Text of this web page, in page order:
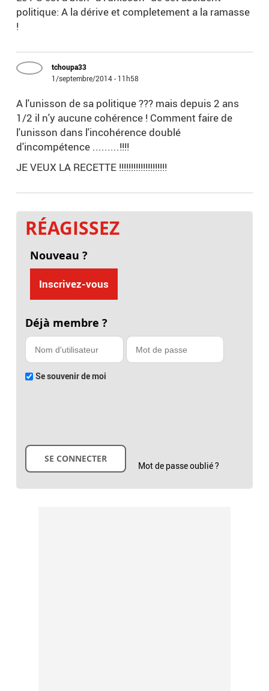
politique: A la dérive et completement a la ramasse
!
tchoupa33
1/septembre/2014 - 11h58
A l'unisson de sa politique ??? mais depuis 2 ans
1/2 il n'y aucune cohérence ! Comment faire de
l'unisson dans l'incohérence doublé
d'incompétence .........!!!!
JE VEUX LA RECETTE !!!!!!!!!!!!!!!!!!!!
RÉAGISSEZ
Nouveau ?
Inscrivez-vous
Déjà membre ?
Se souvenir de moi
Mot de passe oublié ?